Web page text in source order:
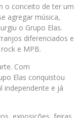
o conceito de ter um
agregar música,
o Grupo Elas.
diferenciados e
e MPB.
Com
Elas conquistou
independente e já